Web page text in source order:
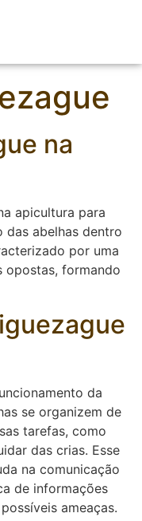
na
apicultura para
das abelhas dentro
por uma
opostas, formando
da
se organizem de
tarefas, como
das crias. Esse
na comunicação
de informações
ameaças.